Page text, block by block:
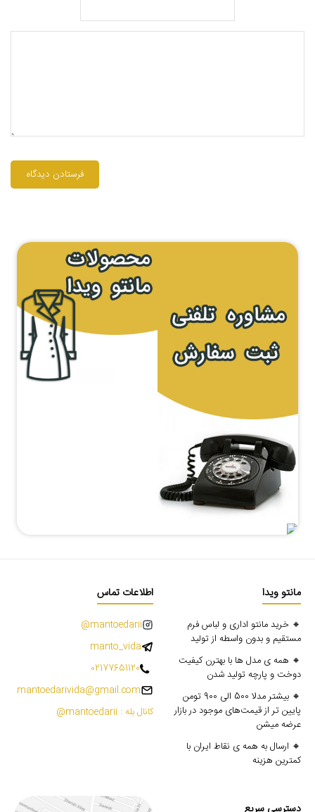
مانتو ویدا
🔸 خرید مانتو اداری و لباس فرم
مستقیم و بدون واسطه از تولید
🔸 همه ی مدل ها با بهترن کیفیت
دوخت و پارچه تولید شدن
🔸 بیشتر مدلا 500 الی 900 تومن
پایین تر از قیمت‌های موجود در بازار
عرضه میشن
🔸 ارسال به همه ی نقاط ایران با
کمترین هزینه
اطلاعات تماس
mantoedarii@
manto_vida
02177651120
mantoedarivida@gmail.com
کانال بله : mantoedarii@